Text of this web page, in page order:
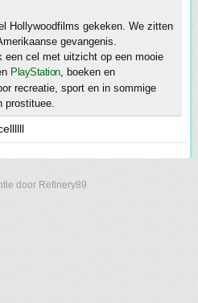
Hollywoodfilms gekeken. We zitten
gevangenis.
een cel met uitzicht op een mooie
PlayStation, boeken en
recreatie, sport en in sommige
prostituee.
door Refinery89